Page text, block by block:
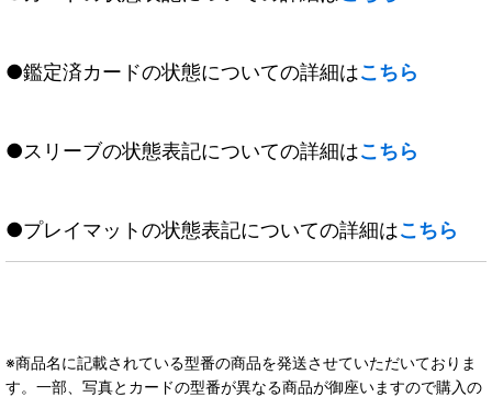
●鑑定済カードの状態についての詳細はこちら
●スリーブの状態表記についての詳細はこちら
●プレイマットの状態表記についての詳細はこちら
※商品名に記載されている型番の商品を発送させていただいておりま
す。一部、写真とカードの型番が異なる商品が御座いますので購入の